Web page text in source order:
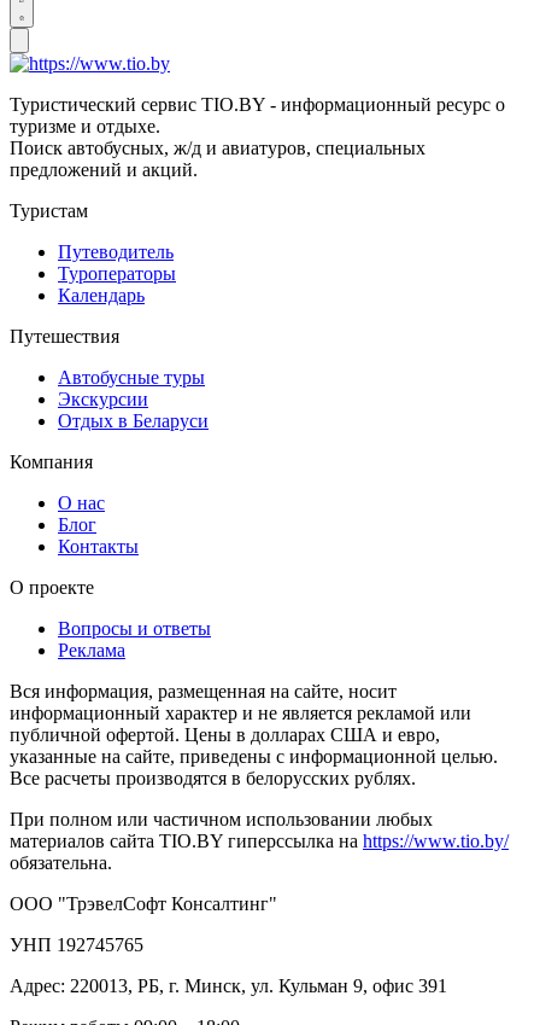
Туристический сервис TIO.BY - информационный ресурс о
туризме и отдыхе.
Поиск автобусных, ж/д и авиатуров, специальных
предложений и акций.
Туристам
Путеводитель
Туроператоры
Календарь
Путешествия
Автобусные туры
Экскурсии
Отдых в Беларуси
Компания
О нас
Блог
Контакты
О проекте
Вопросы и ответы
Реклама
Вся информация, размещенная на сайте, носит
информационный характер и не является рекламой или
публичной офертой. Цены в долларах США и евро,
указанные на сайте, приведены с информационной целью.
Все расчеты производятся в белорусских рублях.
При полном или частичном использовании любых
материалов сайта TIO.BY гиперссылка на https://www.tio.by/
обязательна.
ООО "ТрэвелСофт Консалтинг"
УНП 192745765
Адрес: 220013, РБ, г. Минск, ул. Кульман 9, офис 391